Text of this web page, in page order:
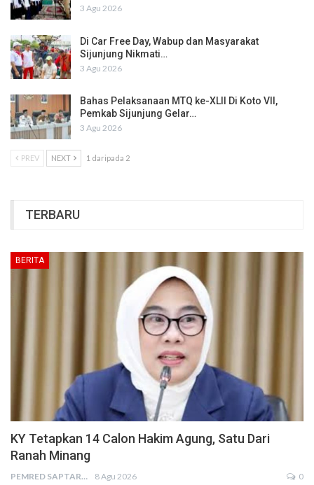
3 Agu 2026
Di Car Free Day, Wabup dan Masyarakat
Sijunjung Nikmati…
3 Agu 2026
Bahas Pelaksanaan MTQ ke-XLII Di Koto VII,
Pemkab Sijunjung Gelar…
3 Agu 2026
PREV NEXT 1 daripada 2
TERBARU
BERITA
KY Tetapkan 14 Calon Hakim Agung, Satu Dari
Ranah Minang
PEMRED SAPTARIUS 8 Agu 2026 0